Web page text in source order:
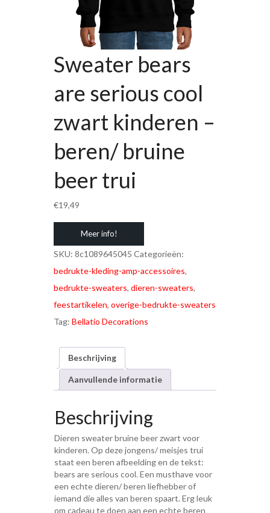
Sweater bears
are serious cool
zwart kinderen –
beren/ bruine
beer trui
€19,49
Meer info!
SKU: 8c1089645045 Categorieën:
bedrukte-kleding-amp-accessoires,
bedrukte-sweaters, dieren-sweaters,
feestartikelen, overige-bedrukte-sweaters
Tag: Bellatio Decorations
Beschrijving
Aanvullende informatie
Beschrijving
Dieren sweater bruine beer zwart voor
kinderen. Op deze jongens/ meisjes trui
staat een beren afbeelding en de tekst:
bears are serious cool. Een musthave voor
een echte dieren/ beren liefhebber of
iemand die alles van beren spaart. Erg leuk
om cadeau te doen aan een echte beren